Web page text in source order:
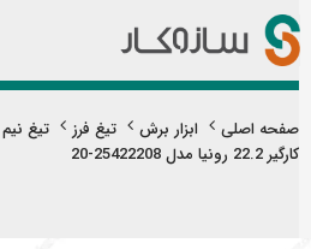
Skip
to
Content
صفحه اصلی ابزار برش تیغ فرز تیغ نیم
کارگیر 22.2 رونیا مدل 25422208-20